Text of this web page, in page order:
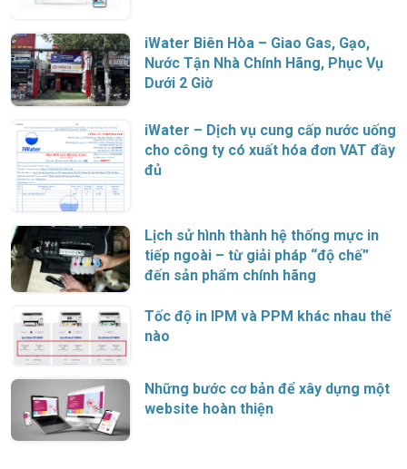
iWater Biên Hòa – Giao Gas, Gạo,
Nước Tận Nhà Chính Hãng, Phục Vụ
Dưới 2 Giờ
iWater – Dịch vụ cung cấp nước uống
cho công ty có xuất hóa đơn VAT đầy
đủ
Lịch sử hình thành hệ thống mực in
tiếp ngoài – từ giải pháp “độ chế”
đến sản phẩm chính hãng
Tốc độ in IPM và PPM khác nhau thế
nào
Những bước cơ bản để xây dựng một
website hoàn thiện